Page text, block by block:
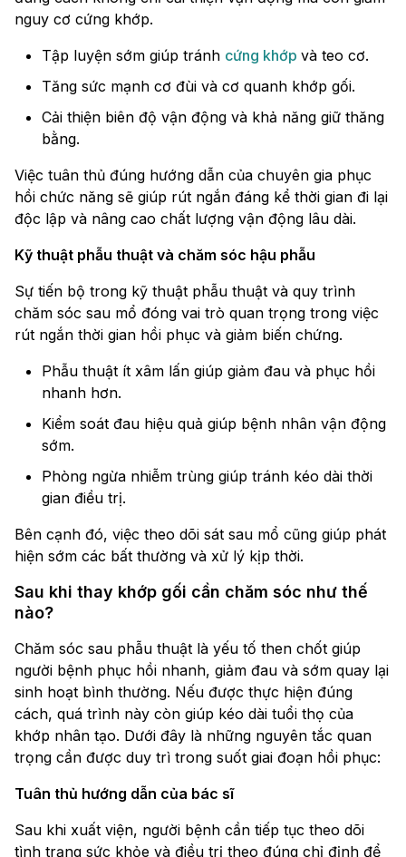
nguy cơ cứng khớp.
Tập luyện sớm giúp tránh cứng khớp và teo cơ.
Tăng sức mạnh cơ đùi và cơ quanh khớp gối.
Cải thiện biên độ vận động và khả năng giữ thăng
bằng.
Việc tuân thủ đúng hướng dẫn của chuyên gia phục
hồi chức năng sẽ giúp rút ngắn đáng kể thời gian đi lại
độc lập và nâng cao chất lượng vận động lâu dài.
Kỹ thuật phẫu thuật và chăm sóc hậu phẫu
Sự tiến bộ trong kỹ thuật phẫu thuật và quy trình
chăm sóc sau mổ đóng vai trò quan trọng trong việc
rút ngắn thời gian hồi phục và giảm biến chứng.
Phẫu thuật ít xâm lấn giúp giảm đau và phục hồi
nhanh hơn.
Kiểm soát đau hiệu quả giúp bệnh nhân vận động
sớm.
Phòng ngừa nhiễm trùng giúp tránh kéo dài thời
gian điều trị.
Bên cạnh đó, việc theo dõi sát sau mổ cũng giúp phát
hiện sớm các bất thường và xử lý kịp thời.
Sau khi thay khớp gối cần chăm sóc như thế
nào?
Chăm sóc sau phẫu thuật là yếu tố then chốt giúp
người bệnh phục hồi nhanh, giảm đau và sớm quay lại
sinh hoạt bình thường. Nếu được thực hiện đúng
cách, quá trình này còn giúp kéo dài tuổi thọ của
khớp nhân tạo. Dưới đây là những nguyên tắc quan
trọng cần được duy trì trong suốt giai đoạn hồi phục:
Tuân thủ hướng dẫn của bác sĩ
Sau khi xuất viện, người bệnh cần tiếp tục theo dõi
tình trạng sức khỏe và điều trị theo đúng chỉ định để